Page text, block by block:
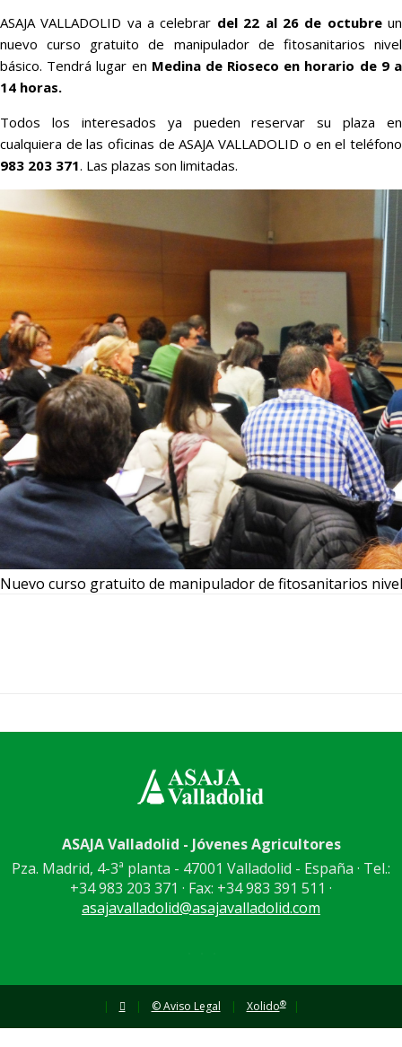
ASAJA VALLADOLID va a celebrar del 22 al 26 de octubreun
nuevo curso gratuito de manipulador de fitosanitarios nivel
básico. Tendrá lugar en Medina de Rioseco en horario de 9 a
14 horas.
Todos los interesados ya pueden reservar su plaza en
cualquiera de las oficinas de ASAJA VALLADOLID o en el teléfono
983 203 371. Las plazas son limitadas.
Nuevo curso gratuito de manipulador de fitosanitarios
ASAJA Valladolid - Jóvenes Agricultores
Pza. Madrid, 4-3ª planta - 47001 Valladolid - España · Tel.:
+34 983 203 371 · Fax: +34 983 391 511 ·
asajavalladolid@asajavalladolid.com
| | © Aviso Legal | Xolido® |